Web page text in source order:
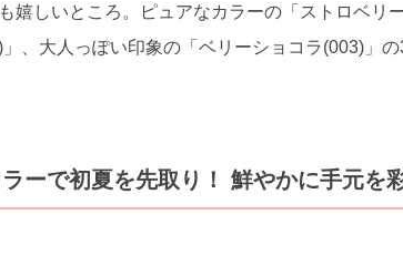
嬉しいところ。ピュアなカラーの「ストロベリ
、大人っぽい印象の「ベリーショコラ(003)」の
ーで初夏を先取り！ 鮮やかに手元を